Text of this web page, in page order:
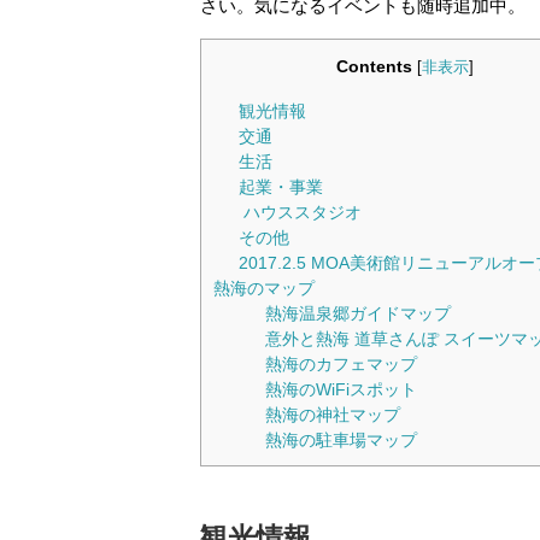
さい。気になるイベントも随時追加中。
Contents [非表示]
観光情報
交通
生活
起業・事業
ハウススタジオ
その他
2017.2.5 MOA美術館リニューアルオー
熱海のマップ
熱海温泉郷ガイドマップ
意外と熱海 道草さんぽ スイーツマ
熱海のカフェマップ
熱海のWiFiスポット
熱海の神社マップ
熱海の駐車場マップ